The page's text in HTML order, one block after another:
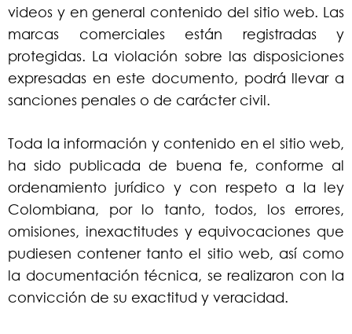
videos y en general contenido del sitio web. Las
marcas comerciales están registradas y
protegidas. La violación sobre las disposiciones
expresadas en este documento, podrá llevar a
sanciones penales o de carácter civil.
Toda la información y contenido en el sitio web,
ha sido publicada de buena fe, conforme al
ordenamiento jurídico y con respeto a la ley
Colombiana, por lo tanto, todos, los errores,
omisiones, inexactitudes y equivocaciones que
pudiesen contener tanto el sitio web, así como
la documentación técnica, se realizaron con la
convicción de su exactitud y veracidad.